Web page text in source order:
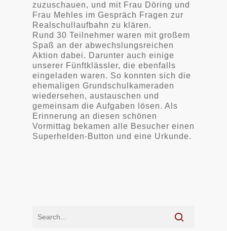
zuzuschauen, und mit Frau Döring und
Frau Mehles im Gespräch Fragen zur
Realschullaufbahn zu klären.
Rund 30 Teilnehmer waren mit großem
Spaß an der abwechslungsreichen
Aktion dabei. Darunter auch einige
unserer Fünftklässler, die ebenfalls
eingeladen waren. So konnten sich die
ehemaligen Grundschulkameraden
wiedersehen, austauschen und
gemeinsam die Aufgaben lösen. Als
Erinnerung an diesen schönen
Vormittag bekamen alle Besucher einen
Superhelden-Button und eine Urkunde.